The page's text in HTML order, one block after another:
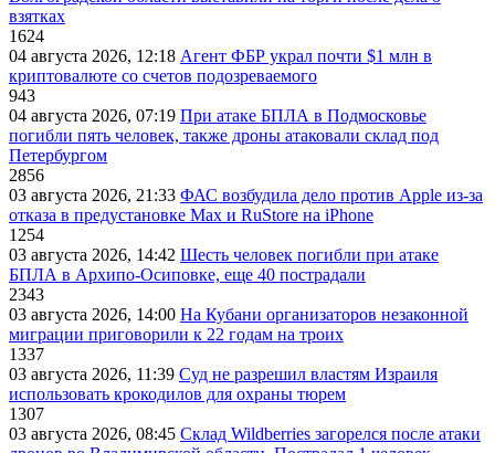
взятках
1624
04 августа 2026, 12:18 Агент ФБР украл почти $1 млн в
криптовалюте со счетов подозреваемого
943
04 августа 2026, 07:19 При атаке БПЛА в Подмосковье
погибли пять человек, также дроны атаковали склад под
Петербургом
2856
03 августа 2026, 21:33 ФАС возбудила дело против Apple из-за
отказа в предустановке Max и RuStore на iPhone
1254
03 августа 2026, 14:42 Шесть человек погибли при атаке
БПЛА в Архипо-Осиповке, еще 40 пострадали
2343
03 августа 2026, 14:00 На Кубани организаторов незаконной
миграции приговорили к 22 годам на троих
1337
03 августа 2026, 11:39 Суд не разрешил властям Израиля
использовать крокодилов для охраны тюрем
1307
03 августа 2026, 08:45 Склад Wildberries загорелся после атаки